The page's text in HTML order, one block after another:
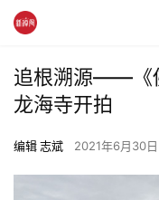
追根溯源——《
龙海寺开拍
编辑 志斌 2021年6月30日